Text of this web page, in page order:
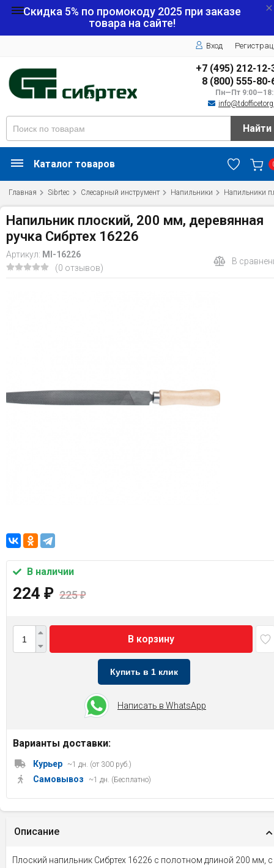
Скидка 5% по промокоду 2025 при заказе
товара на сайте!
Вход
+7 (495) 212-12-
8 (800) 555-80-
Пн—Пт
Найти
Каталог товаров
Главная Sibrtec Слесарный инструмент Напильники Напильники
Напильник плоский, 200 мм, деревянная
ручка Сибртех 16226
Артикул: MI-16226
(0 отзывов)
В
В наличии
224 ₽ 225₽
В корзину
Купить в 1 клик
Написать в WhatsApp
Варианты доставки:
Курьер ~1 дн. (от 300 руб.)
Самовывоз ~1 дн. (Бесплатно)
Описание
Плоский напильник Сибртех 16226 с полотном длиной 200 мм, с